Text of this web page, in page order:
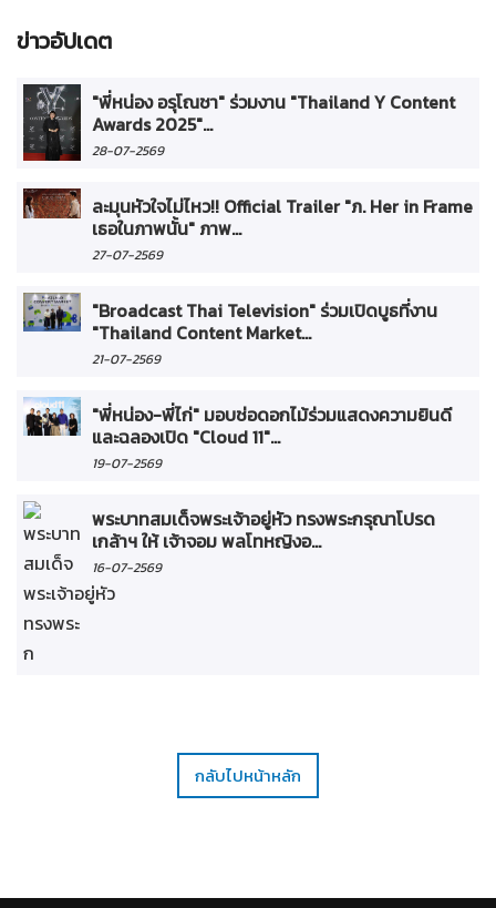
ข่าวอัปเดต
"พี่หน่อง อรุโณชา" ร่วมงาน "Thailand Y Content
Awards 2025"...
28-07-2569
ละมุนหัวใจไม่ไหว!! Official Trailer "ภ. Her in Frame
เธอในภาพนั้น" ภาพ...
27-07-2569
"Broadcast Thai Television" ร่วมเปิดบูธที่งาน
"Thailand Content Market...
21-07-2569
"พี่หน่อง-พี่ไก่" มอบช่อดอกไม้ร่วมแสดงความยินดี
และฉลองเปิด "Cloud 11"...
19-07-2569
พระบาทสมเด็จพระเจ้าอยู่หัว ทรงพระกรุณาโปรด
เกล้าฯ ให้ เจ้าจอม พลโทหญิงอ...
16-07-2569
กลับไปหน้าหลัก